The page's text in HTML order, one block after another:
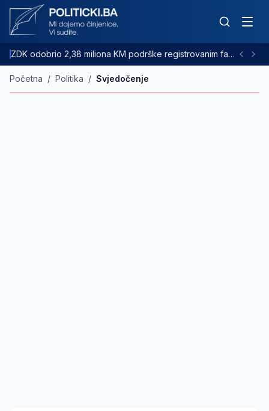
ZDK odobrio 2,38 miliona KM podrške registrovanim farmama goveda
Početna / Politika / Svjedočenje